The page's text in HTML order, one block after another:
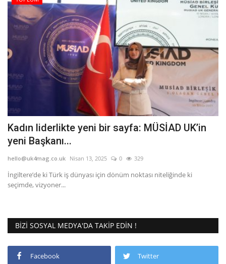
Etkinlik
Teknoloji
Hakkımızda
Galeri
İletişim
English Turkish
Kadın liderlikte yeni bir sayfa: MÜSİAD UK’in
yeni Başkanı...
hello@uk4mag.co.uk Nisan 13, 2025 0 329
İngiltere’de ki Türk iş dünyası için dönüm noktası niteliğinde ki
seçimde, vizyoner...
BIZI SOSYAL MEDYA'DA TAKIP EDIN !
Facebook Twitter